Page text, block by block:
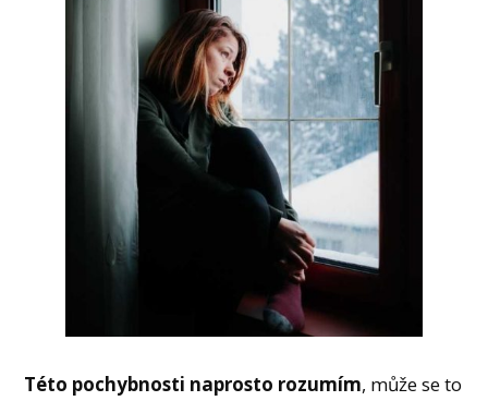
Této pochybnosti naprosto rozumím, může se to